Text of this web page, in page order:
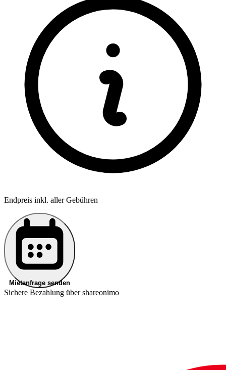
Endpreis inkl. aller Gebühren
Mietanfrage senden
Sichere Bezahlung über shareonimo